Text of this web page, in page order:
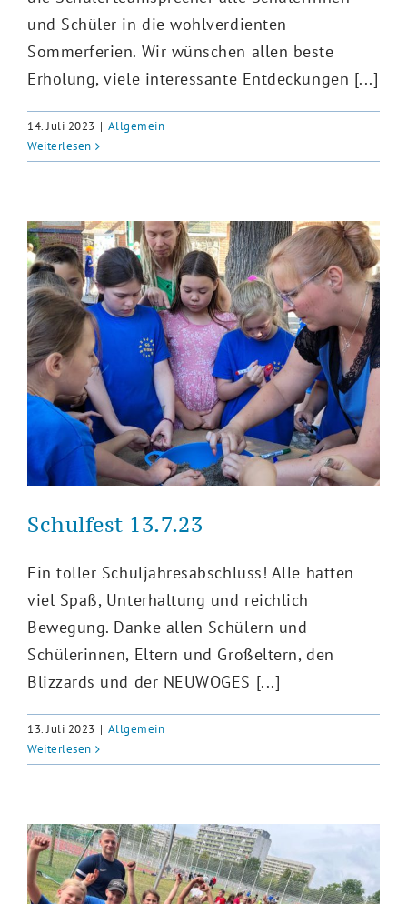
und Schüler in die wohlverdienten
Sommerferien. Wir wünschen allen beste
Erholung, viele interessante Entdeckungen [...]
14. Juli 2023 | Allgemein
Weiterlesen
Schulfest 13.7.23
Ein toller Schuljahresabschluss! Alle hatten
viel Spaß, Unterhaltung und reichlich
Bewegung. Danke allen Schülern und
Schülerinnen, Eltern und Großeltern, den
Blizzards und der NEUWOGES [...]
13. Juli 2023 | Allgemein
Weiterlesen